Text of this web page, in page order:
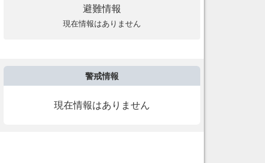
避難情報
現在情報はありません
警戒情報
現在情報はありません